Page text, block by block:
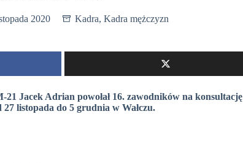
2020 Kadra, Kadra mężczyzn
Jacek Adrian powołał 16. zawodników na konsultację
listopada do 5 grudnia w Wałczu.